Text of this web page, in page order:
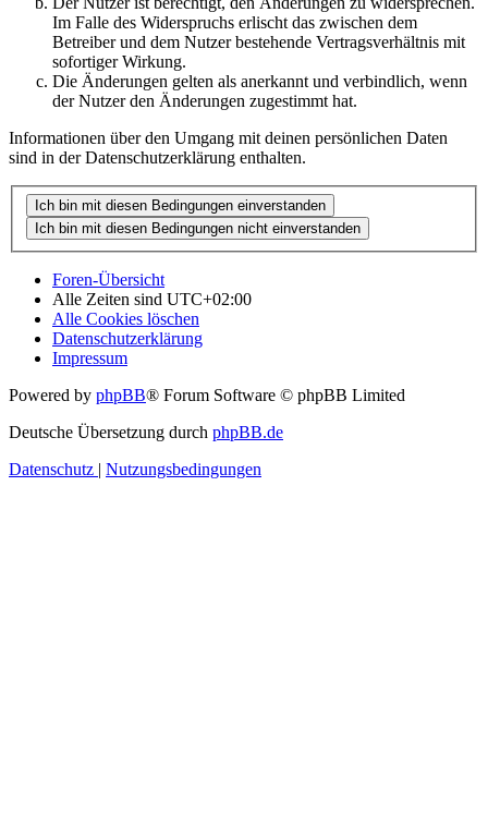
Im Falle des Widerspruchs erlischt das zwischen dem
Betreiber und dem Nutzer bestehende Vertragsverhältnis mit
sofortiger Wirkung.
Die Änderungen gelten als anerkannt und verbindlich, wenn
der Nutzer den Änderungen zugestimmt hat.
Informationen über den Umgang mit deinen persönlichen Daten
sind in der Datenschutzerklärung enthalten.
Foren-Übersicht
Alle Zeiten sind UTC+02:00
Alle Cookies löschen
Datenschutzerklärung
Impressum
Powered by phpBB® Forum Software © phpBB Limited
Deutsche Übersetzung durch phpBB.de
Datenschutz | Nutzungsbedingungen